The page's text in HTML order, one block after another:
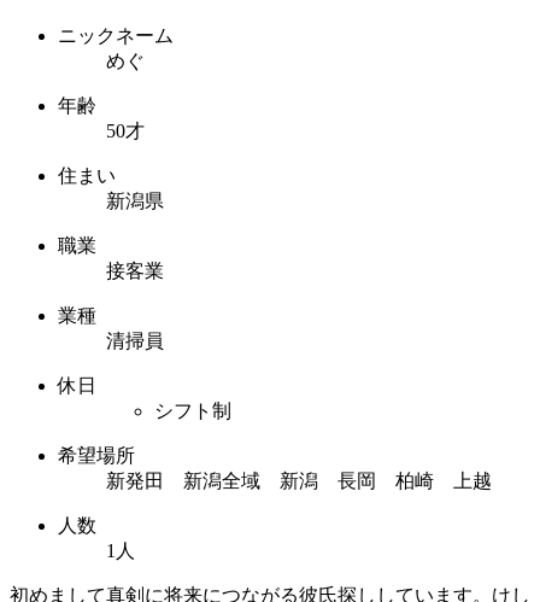
ニックネーム
めぐ
年齢
50才
住まい
新潟県
職業
接客業
業種
清掃員
休日
シフト制
希望場所
新発田 新潟全域 新潟 長岡 柏崎 上越
人数
1人
初めまして真剣に将来につながる彼氏探ししています。けし